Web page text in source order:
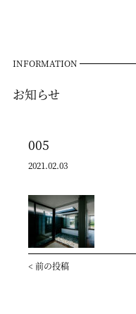
INFORMATION
お知らせ
005
2021.02.03
< 前の投稿